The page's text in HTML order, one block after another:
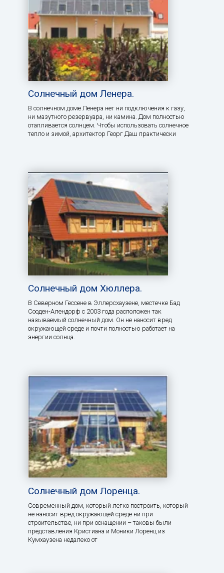
Солнечный дом Ленера.
В солнечном доме Ленера нет ни подключения к газу,
ни мазутного резервуара, ни камина. Дом полностью
отапливается солнцем. Чтобы использовать солнечное
тепло и зимой, архитектор Георг Даш практически
Солнечный дом Хюллера.
В Северном Гессене в Эллерсхаузене, местечке Бад
Сооден-Алендорф с 2003 года расположен так
называемый солнечный дом. Он не наносит вред
окружающей среде и почти полностью работает на
энергии солнца.
Солнечный дом Лоренца.
Современный дом, который легко построить, который
не наносит вред окружающей среде ни при
строительстве, ни при оснащении – таковы были
представления Кристиана и Моники Лоренц из
Кумхаузена недалеко от